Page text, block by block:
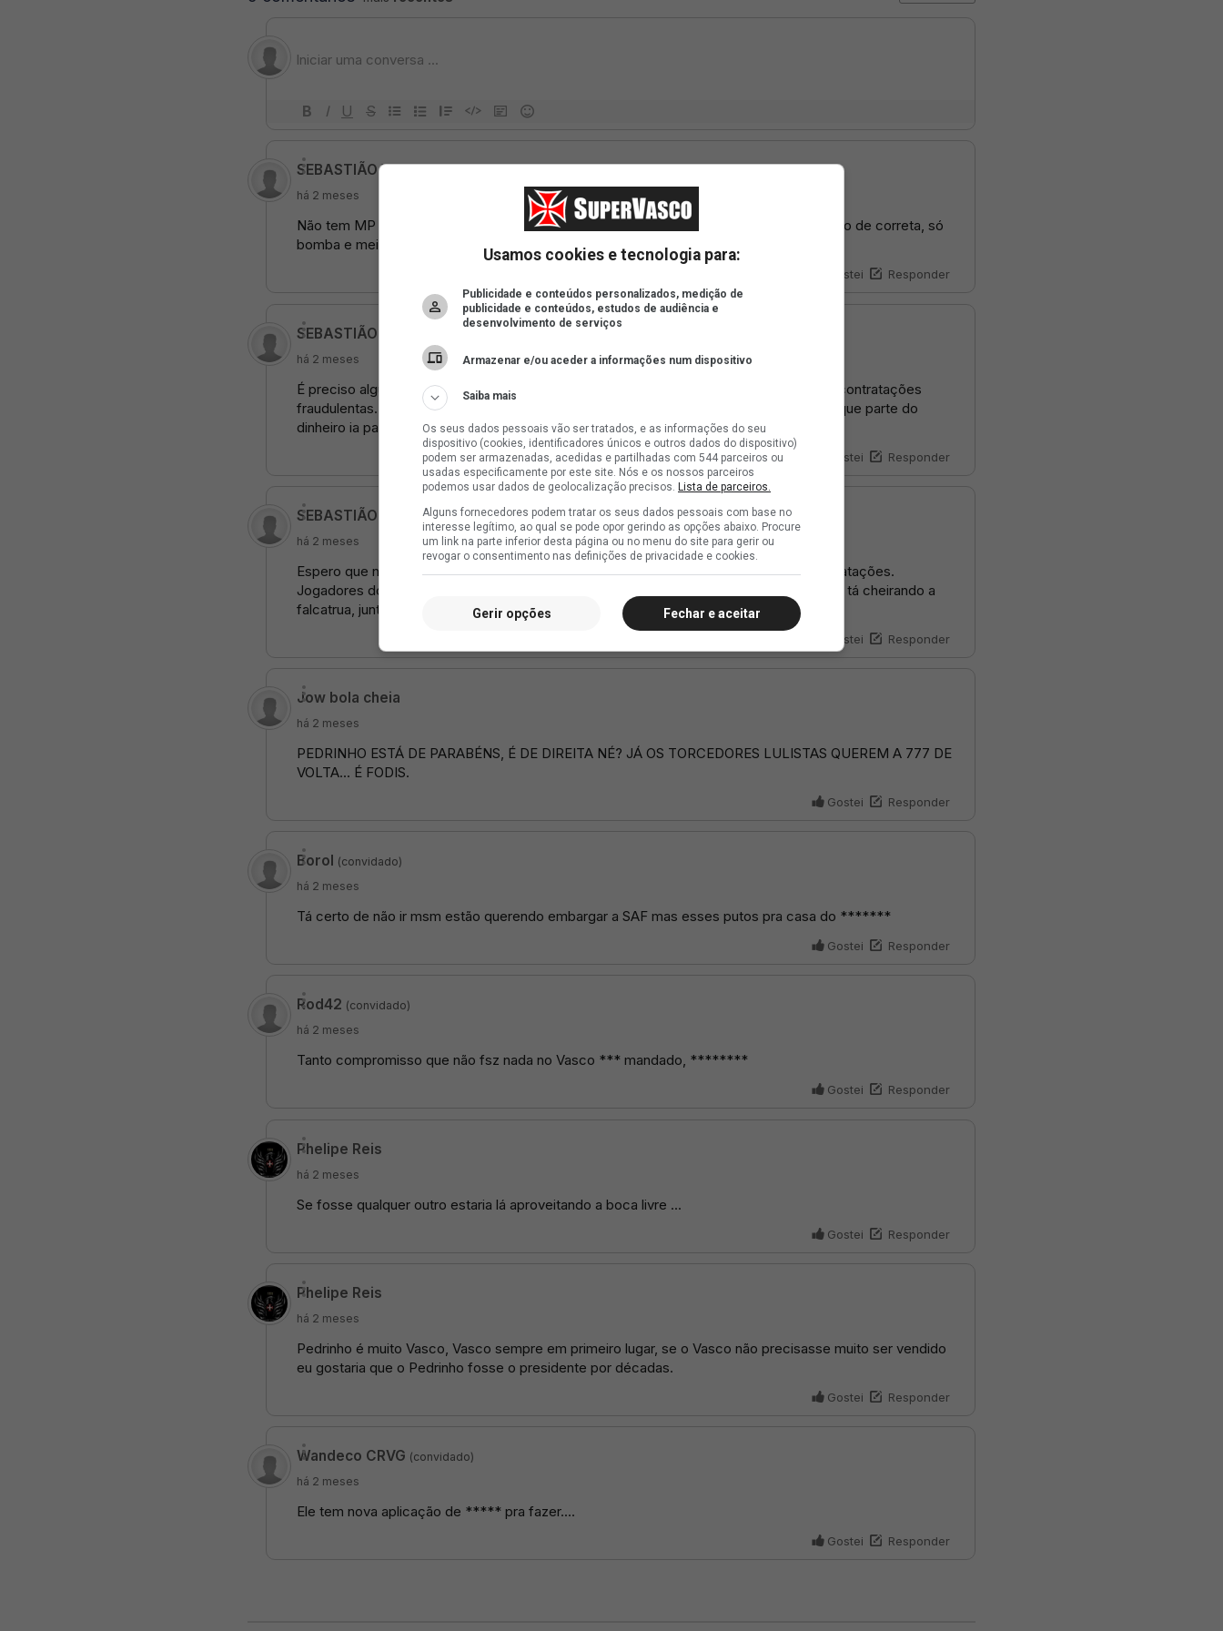
Usamos cookies e tecnologia para:
Publicidade e conteúdos personalizados, medição de
publicidade e conteúdos, estudos de audiência e
desenvolvimento de serviços
Armazenar e/ou aceder a informações num dispositivo
Saiba mais
Os seus dados pessoais vão ser tratados, e as informações do seu
dispositivo (cookies, identificadores únicos e outros dados do dispositivo)
podem ser armazenadas, acedidas e partilhadas com 544 parceiros ou
usadas especificamente por este site. Nós e os nossos parceiros
podemos usar dados de geolocalização precisos. Lista de parceiros.
Alguns fornecedores podem tratar os seus dados pessoais com base no
interesse legítimo, ao qual se pode opor gerindo as opções abaixo. Procure
um link na parte inferior desta página ou no menu do site para gerir ou
revogar o consentimento nas definições de privacidade e cookies.
Fechar e aceitar
Gerir opções